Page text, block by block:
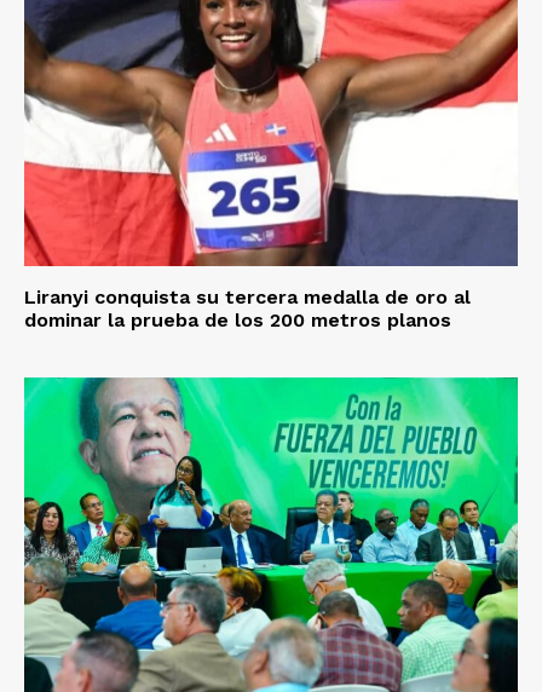
Liranyi conquista su tercera medalla de oro al
dominar la prueba de los 200 metros planos